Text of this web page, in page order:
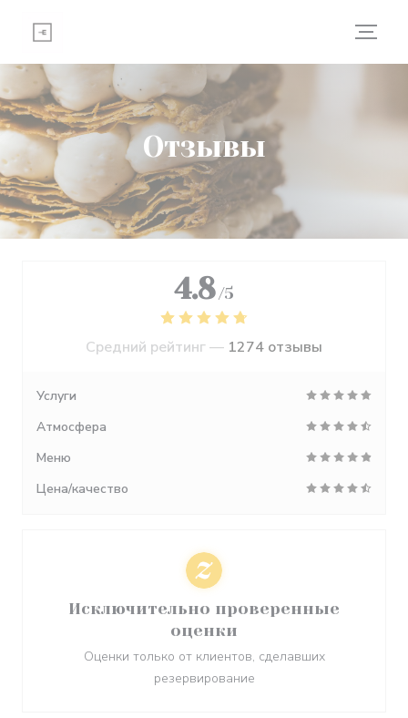
Отзывы
4.8 /5
Средний рейтинг — 1274 отзывы
Услуги
Атмосфера
Меню
Цена/качество
Исключительно проверенные
оценки
Оценки только от клиентов, сделавших
резервирование